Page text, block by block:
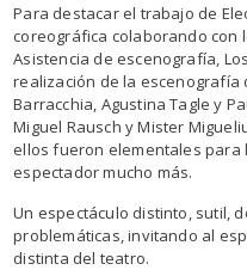
Para destacar el trabajo de
coreográfica colaborando con
Asistencia de escenografía,
realización de la escenografía
Barracchia, Agustina Tagle y
Miguel Rausch y Mister
ellos fueron elementales para
espectador mucho más.
Un espectáculo distinto, sutil,
problemáticas, invitando al
distinta del teatro.